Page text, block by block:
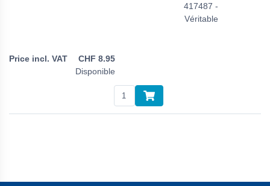
417487 -
Véritable
CHF 8.95
Disponible